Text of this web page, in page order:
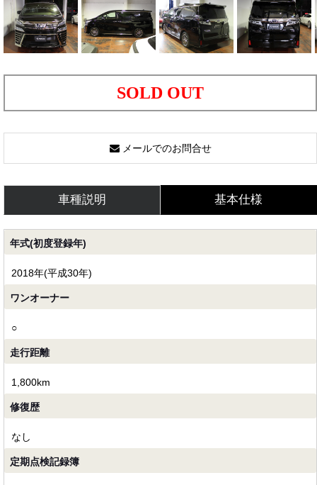
SOLD OUT
メールでのお問合せ
車種説明 基本仕様
年式(初度登録年)
2018年(平成30年)
ワンオーナー
○
走行距離
1,800km
修復歴
なし
定期点検記録簿